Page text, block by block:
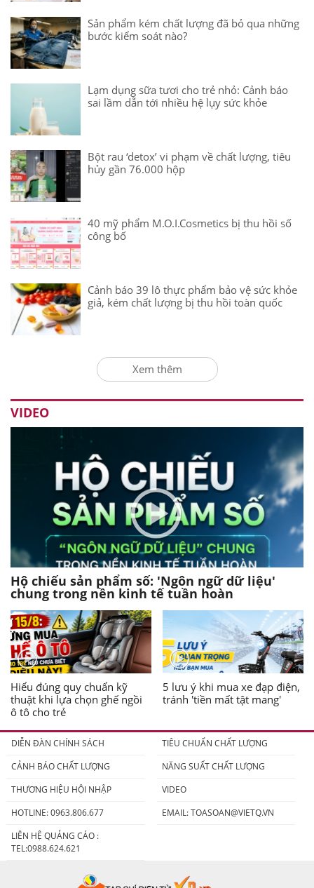
Sản phẩm kém chất lượng đã bỏ qua những
bước kiểm soát nào?
Lạm dụng sữa tươi cho trẻ nhỏ: Cảnh báo
sai lầm dẫn tới nhiều hệ lụy sức khỏe
Bột rau ‘detox’ vi phạm về chất lượng, tiêu
hủy gần 76.000 hộp
40 mỹ phẩm M.O.I.Cosmetics bị thu hồi số
công bố
Cảnh báo 39 lô thực phẩm bảo vệ sức khỏe
giả, kém chất lượng bị thu hồi toàn quốc
Xem thêm
VIDEO
Hộ chiếu sản phẩm số: 'Ngôn ngữ dữ liệu'
chung trong nền kinh tế tuần hoàn
Hiểu đúng quy chuẩn kỹ
thuật khi lựa chọn ghế ngồi
ô tô cho trẻ
5 lưu ý khi mua xe đạp điện,
tránh 'tiền mất tật mang'
DIỄN ĐÀN CHÍNH SÁCH
TIÊU CHUẨN CHẤT LƯỢNG
CẢNH BÁO CHẤT LƯỢNG
NĂNG SUẤT CHẤT LƯỢNG
THƯƠNG HIỆU HỘI NHẬP
VIDEO
HOTLINE: 0963.806.677
EMAIL:TOASOAN@VIETQ.VN
LIÊN HỆ QUẢNG CÁO :
TEL:0988.624.621